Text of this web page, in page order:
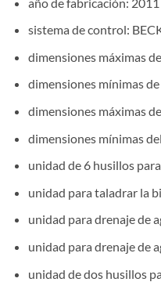
sistema de control:
dimensiones máximas
dimensiones mínimas
dimensiones máximas
dimensiones mínimas
unidad de 6 husillos
unidad para taladrar la
unidad para drenaje de
unidad para drenaje de
unidad de dos husillos